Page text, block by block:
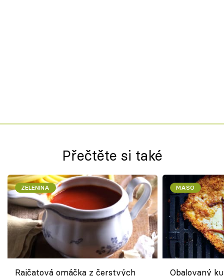
Přečtěte si také
ZELENINA
Rajčatová omáčka z čerstvých
MASO
Obalovaný